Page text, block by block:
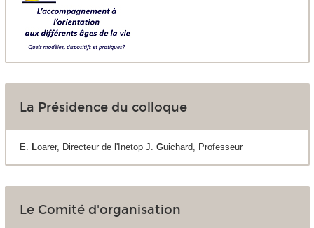
La Présidence du colloque
E. Loarer, Directeur de l'Inetop J. Guichard, Professeur
Le Comité d'organisation